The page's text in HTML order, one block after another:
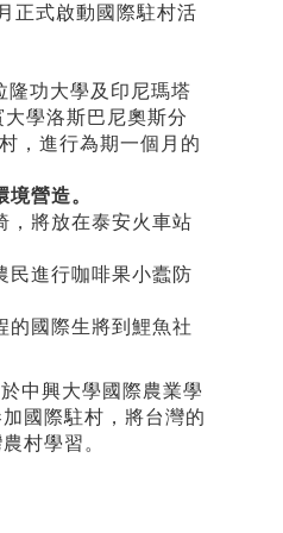
正式啟動國際駐村活
功大學及印尼瑪塔
學洛斯巴尼奧斯分
，進行為期一個月的
營造。
，將放在泰安火車站
民進行咖啡果小蠹防
的國際生將到鯉魚社
中興大學國際農業學
國際駐村，將台灣的
村學習。